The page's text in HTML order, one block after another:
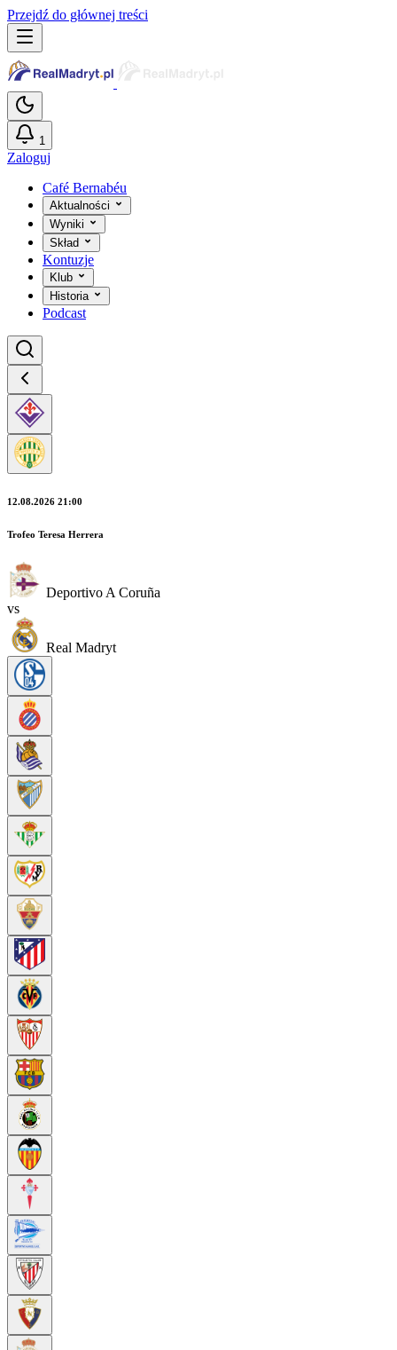
Przejdź do głównej treści
1
Zaloguj
Café Bernabéu
Aktualności
Wyniki
Skład
Kontuzje
Klub
Historia
Podcast
12.08.2026 21:00
Trofeo Teresa Herrera
Deportivo A Coruña
vs
Real Madryt